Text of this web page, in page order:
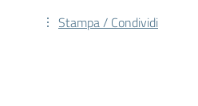
Stampa / Condividi